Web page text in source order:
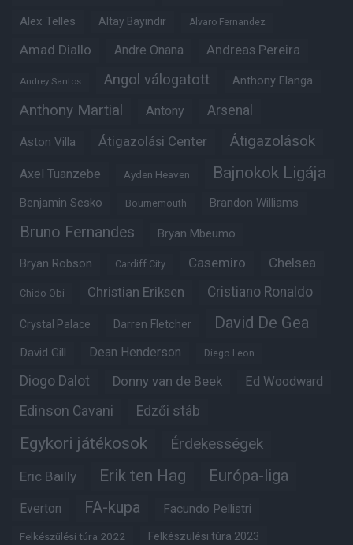
Alex Telles Altay Bayindir Alvaro Fernandez
Amad Diallo Andre Onana Andreas Pereira
Andrey Santos Angol válogatott Anthony Elanga
Anthony Martial Antony Arsenal
Aston Villa Átigazolási Center Átigazolások
Axel Tuanzebe Ayden Heaven Bajnokok Ligája
Benjamin Sesko Bournemouth Brandon Williams
Bruno Fernandes Bryan Mbeumo
Bryan Robson Cardiff City Casemiro Chelsea
Chido Obi Christian Eriksen Cristiano Ronaldo
Crystal Palace Darren Fletcher David De Gea
David Gill Dean Henderson Diego Leon
Diogo Dalot Donny van de Beek Ed Woodward
Edinson Cavani Edzői stáb
Egykori játékosok Érdekességek
Eric Bailly Erik ten Hag Európa-liga
Everton FA-kupa Facundo Pellistri
Felkészülési túra 2022 Felkészülési túra 2023